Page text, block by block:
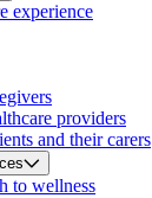
experience
providers
and their carers
to wellness